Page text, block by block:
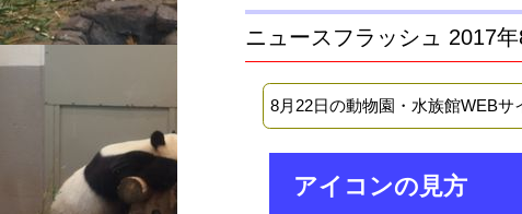
ニュースフラッシュ 2017
8月22日の動物園・水族館WEBサ
アイコンの見方